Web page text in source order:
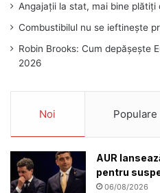
Angajații la stat, mai bine
Combustibilul nu se ieftinește
Robin Brooks: Cum depășește
2026
Noi Populare
AUR
pentru
06/08/2026